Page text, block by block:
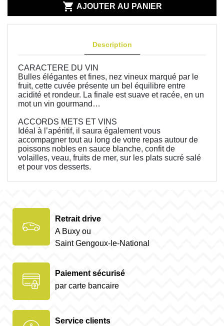
 AJOUTER AU PANIER
Description
CARACTERE DU VIN
Bulles élégantes et fines, nez vineux marqué par le
fruit, cette cuvée présente un bel équilibre entre
acidité et rondeur. La finale est suave et racée, en un
mot un vin gourmand…
ACCORDS METS ET VINS
Idéal à l’apéritif, il saura également vous
accompagner tout au long de votre repas autour de
poissons nobles en sauce blanche, confit de
volailles, veau, fruits de mer, sur les plats sucré salé
et pour vos desserts.
Retrait drive
A Buxy ou
Saint Gengoux-le-National
Paiement sécurisé
par carte bancaire
Service clients